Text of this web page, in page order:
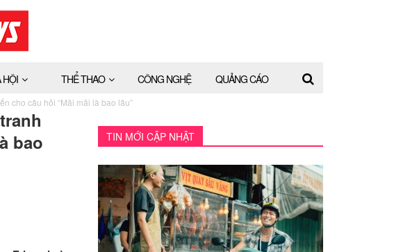
HỘI THỂ THAO CÔNG NGHỆ QUẢNG CÁO
cho câu hỏi “Mãi mãi là bao lâu”
bao
TIN MỚI CẬP NHẬT